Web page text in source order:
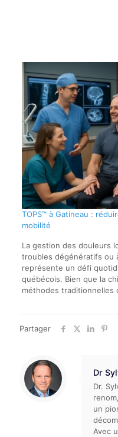
TOPS™ à Gatineau :
mobilité
La gestion des douleurs
troubles dégénératifs ou
représente un défi
québécois. Bien que la
méthodes traditionnelles
Partager
Dr
Dr.
un
Avec